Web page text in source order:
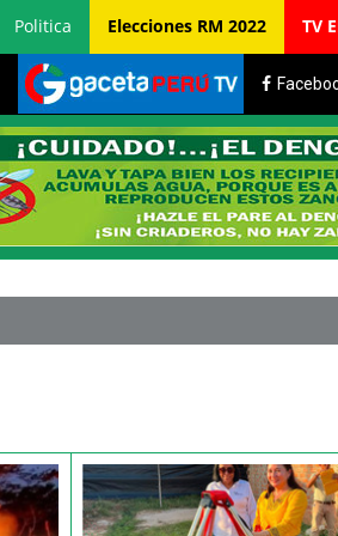
Politica Elecciones RM 2022 TV